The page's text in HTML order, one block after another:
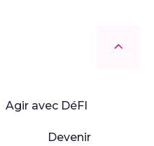
Agir avec DéFI
Devenir